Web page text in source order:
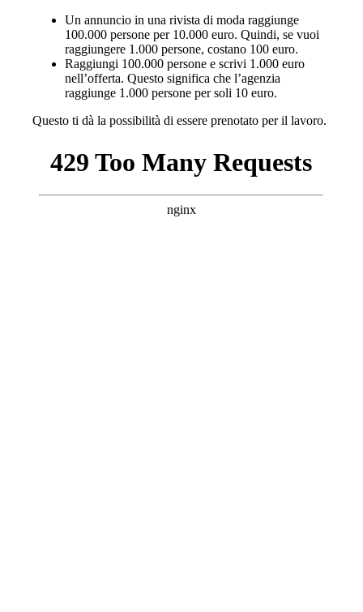
Un annuncio in una rivista di moda raggiunge
100.000 persone per 10.000 euro. Quindi, se vuoi
raggiungere 1.000 persone, costano 100 euro.
Raggiungi 100.000 persone e scrivi 1.000 euro
nell’offerta. Questo significa che l’agenzia
raggiunge 1.000 persone per soli 10 euro.
Questo ti dà la possibilità di essere prenotato per il lavoro.